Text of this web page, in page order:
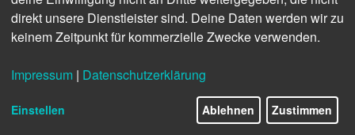
direkt unsere Dienstleister sind. Deine Daten werden wir zu
keinem Zeitpunkt für kommerzielle Zwecke verwenden.
Impressum | Datenschutzerklärung
Einstellen Ablehnen Zustimmen